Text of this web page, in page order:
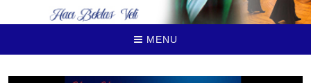
MENU